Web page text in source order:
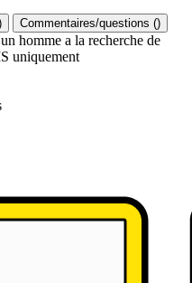
Commentaires/questions ()
homme a la recherche de
uniquement